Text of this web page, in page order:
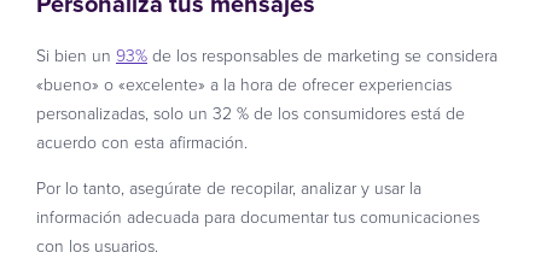
Si bien un 93%de los responsables de marketing se considera
«bueno» o «excelente» a la hora de ofrecer experiencias
personalizadas, solo un 32 % de los consumidores está de
acuerdo con esta afirmación.
Por lo tanto, asegúrate de recopilar, analizar y usar la
información adecuada para documentar tus comunicaciones
con los usuarios.